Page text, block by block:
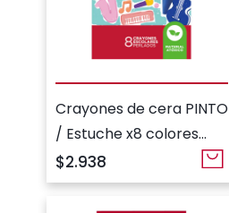
Crayones de cera PINTO
/ Estuche x8 colores
perlados
$2.938